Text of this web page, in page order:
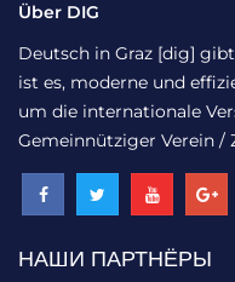
Über DIG
Deutsch in Graz [dig]
ist es, moderne und
um die internationale
Gemeinnütziger Verein /
НАШИ ПАРТНЁРЫ